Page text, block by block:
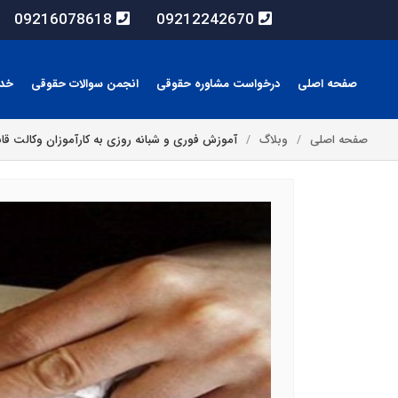
09212242670
09216078618
صفحه اصلی درخواست مشاوره حقوقی انجمن سوالات حقوقی
صفحه اصلی وبلاگ آموزش فوری و شبانه روزی به کارآموزان وکالت